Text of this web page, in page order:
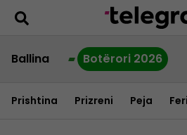
Ballina Botërori 2026
Prishtina Prizreni Peja